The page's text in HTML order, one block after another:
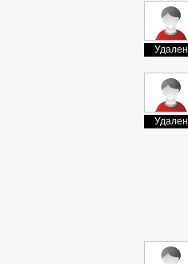
Удален
Удален